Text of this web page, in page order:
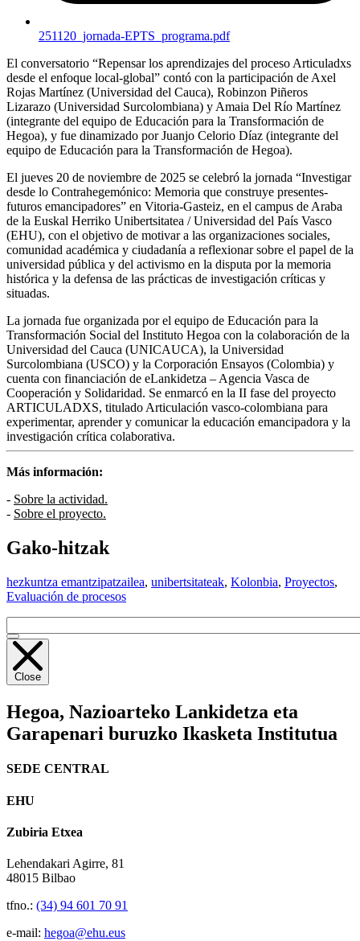
251120_jornada-EPTS_programa.pdf
El conversatorio “Repensar los aprendizajes del proceso Articuladxs
desde el enfoque local-global” contó con la participación de Axel
Rojas Martínez (Universidad del Cauca), Robinzon Piñeros
Lizarazo (Universidad Surcolombiana) y Amaia Del Río Martínez
(integrante del equipo de Educación para la Transformación de
Hegoa), y fue dinamizado por Juanjo Celorio Díaz (integrante del
equipo de Educación para la Transformación de Hegoa).
El jueves 20 de noviembre de 2025 se celebró la jornada “Investigar
desde lo Contrahegemónico: Memoria que construye presentes-
futuros emancipadores” en Vitoria-Gasteiz, en el campus de Araba
de la Euskal Herriko Unibertsitatea / Universidad del País Vasco
(EHU), con el objetivo de motivar a las organizaciones sociales,
comunidad académica y ciudadanía a reflexionar sobre el papel de la
universidad pública y del activismo en la disputa por la memoria
histórica y la defensa de las prácticas de investigación críticas y
situadas.
La jornada fue organizada por el equipo de Educación para la
Transformación Social del Instituto Hegoa con la colaboración de la
Universidad del Cauca (UNICAUCA), la Universidad
Surcolombiana (USCO) y la Corporación Ensayos (Colombia) y
cuenta con financiación de eLankidetza – Agencia Vasca de
Cooperación y Solidaridad. Se enmarcó en la II fase del proyecto
ARTICULADXS, titulado Articulación vasco-colombiana para
experimentar, aprender y comunicar la educación emancipadora y la
investigación crítica colaborativa.
Más información:
- Sobre la actividad.
- Sobre el proyecto.
Gako-hitzak
hezkuntza emantzipatzailea, unibertsitateak, Kolonbia, Proyectos,
Evaluación de procesos
Close
Hegoa, Nazioarteko Lankidetza eta
Garapenari buruzko Ikasketa Institutua
SEDE CENTRAL
EHU
Zubiria Etxea
Lehendakari Agirre, 81
48015 Bilbao
tfno.: (34) 94 601 70 91
e-mail: hegoa@ehu.eus